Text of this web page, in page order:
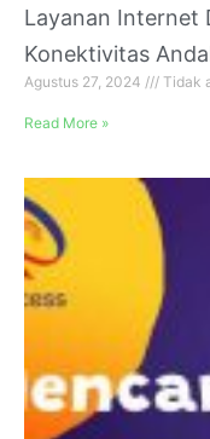
Layanan Internet
Konektivitas
Agustus 27, 2024 Tidak
Read More »